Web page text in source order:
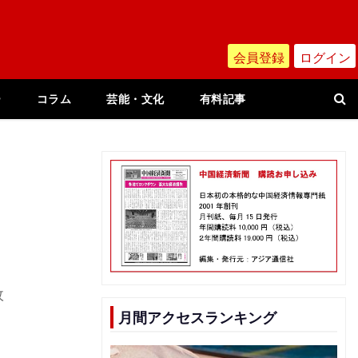
会員登録 ログイン
コラム 芸能・文化 有料記事
月間アクセスランキング